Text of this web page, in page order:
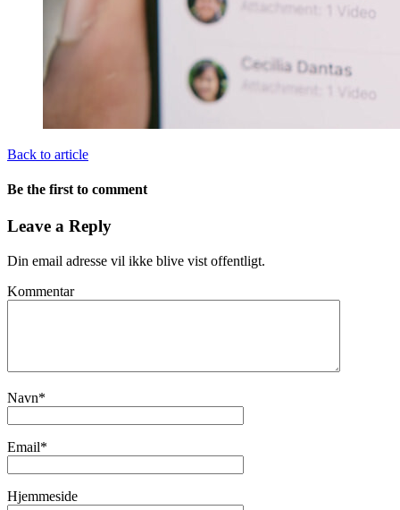
Back to article
Be the first to comment
Leave a Reply
Din email adresse vil ikke blive vist offentligt.
Kommentar
Navn*
Email*
Hjemmeside